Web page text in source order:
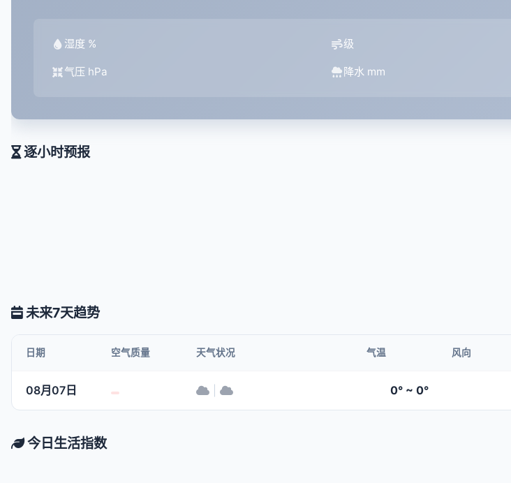
湿度 % 级
气压 hPa 降水 mm
逐小时预报
未来7天趋势
日期 空气质量 天气状况 气温 风向
08月07日 0° ~ 0°
今日生活指数